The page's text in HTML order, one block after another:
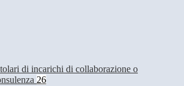
di incarichi di collaborazione o
26